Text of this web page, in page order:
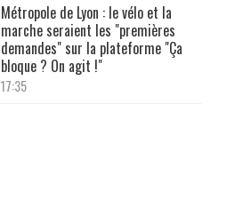
Métropole de Lyon : le vélo et la
marche seraient les "premières
demandes" sur la plateforme "Ça
bloque ? On agit !"
17:35